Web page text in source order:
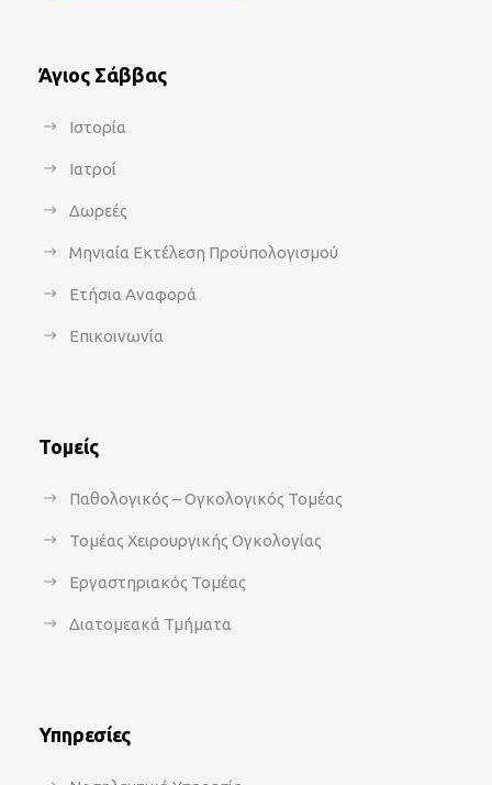
Άγιος Σάββας
Ιστορία
Ιατροί
Δωρεές
Μηνιαία Εκτέλεση Προϋπολογισμού
Ετήσια Αναφορά
Επικοινωνία
Τομείς
Παθολογικός – Ογκολογικός Τομέας
Τομέας Χειρουργικής Ογκολογίας
Εργαστηριακός Τομέας
Διατομεακά Τμήματα
Υπηρεσίες